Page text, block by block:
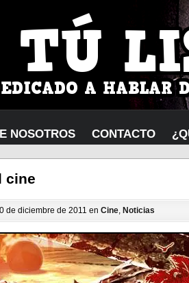
NOSOTROS CONTACTO
cine
de diciembre de 2011 en Cine, Noticias